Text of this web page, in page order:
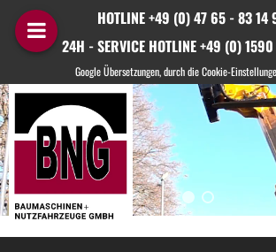
HOTLINE +49 (0) 47 65 - 83 14
24H - SERVICE HOTLINE +49 (0)